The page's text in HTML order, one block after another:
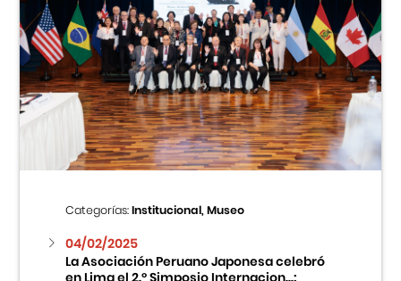
Categorías:Institucional, Museo
04/02/2025
La Asociación Peruano Japonesa celebró
en Lima el 2.º Simposio Internacion...: